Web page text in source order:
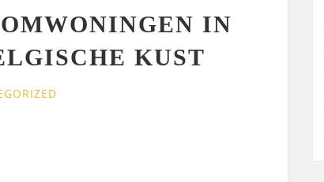
IN
KUST